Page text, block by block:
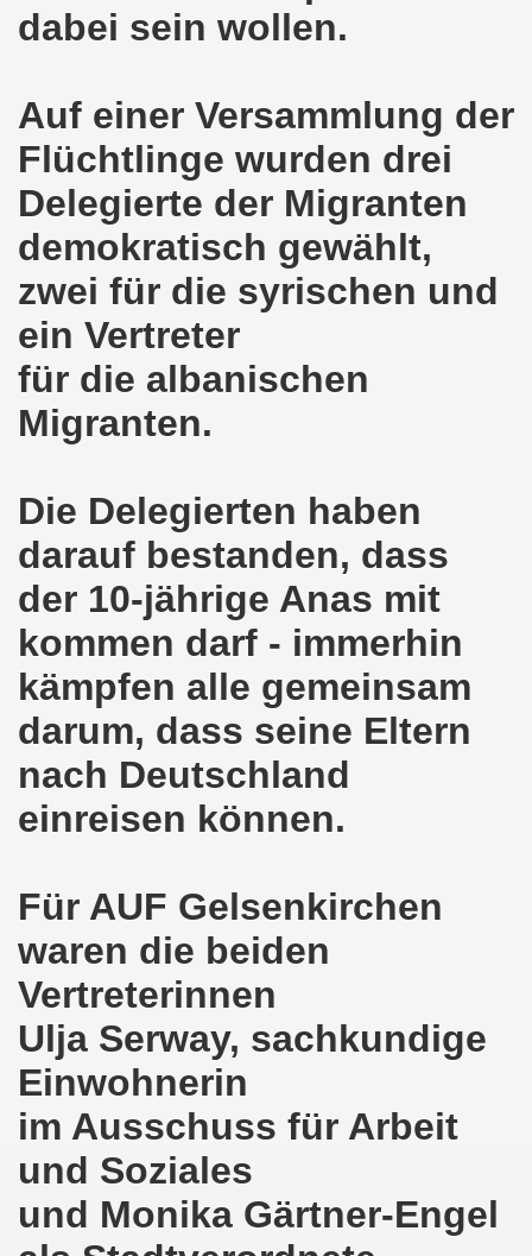
dabei sein wollen.
Auf einer Versammlung der
Flüchtlinge wurden drei
Delegierte der Migranten
demokratisch gewählt,
zwei für die syrischen und
ein Vertreter
für die albanischen
Migranten.
Die Delegierten haben
darauf bestanden, dass
der 10-jährige Anas mit
kommen darf - immerhin
kämpfen alle gemeinsam
darum, dass seine Eltern
nach Deutschland
einreisen können.
Für AUF Gelsenkirchen
waren die beiden
Vertreterinnen
Ulja Serway, sachkundige
Einwohnerin
im Ausschuss für Arbeit
und Soziales
und Monika Gärtner-Engel
Brennpunkte am 14.09.2020: Wahlauswertung - Lage
ich (Thomas Kistermann) zur Kommunalwahl für das
und dadurch wurde bis zum heutigen Zeitpunkt im
16 Jahre Gelsenkirchener Montagsdemo-
Bewegung - Jubiläum am 10.08.2020
im Kampf um Arbeitsplätze und auch im Kampf
Bewegung reiht sich ein am 08.06.2020 in weltweite
und die einzigartige Show-Einlage von dir aus dem
am 25.05.2020: Jetzt erst RECHT die
am 25.05.2020 - Corona-Gerecht und
- Berichte aus erster Hand am 11.05.2020
Krisenlasten auf Arbeiter, auf Erwerbslose, auf
wieder am 11.05.2020 auf der Straße -
bleibt aktiv auch in Corona-Zeiten!
als Tag des Widerstands am 09.03.2020:
Kampf (offener Brief von Frank Oettler aus Halle an
Bewegung demonstriert und protestiert am
Bewegung ruft auf am 17.02.2020 zur Demonstration
wird zum Tag X aufrufen
Montagsdemo-Bewegung in Gelsenkirchen ins Jahr
Bewegung am 14.10.2019 mit klarer Haltung gegen